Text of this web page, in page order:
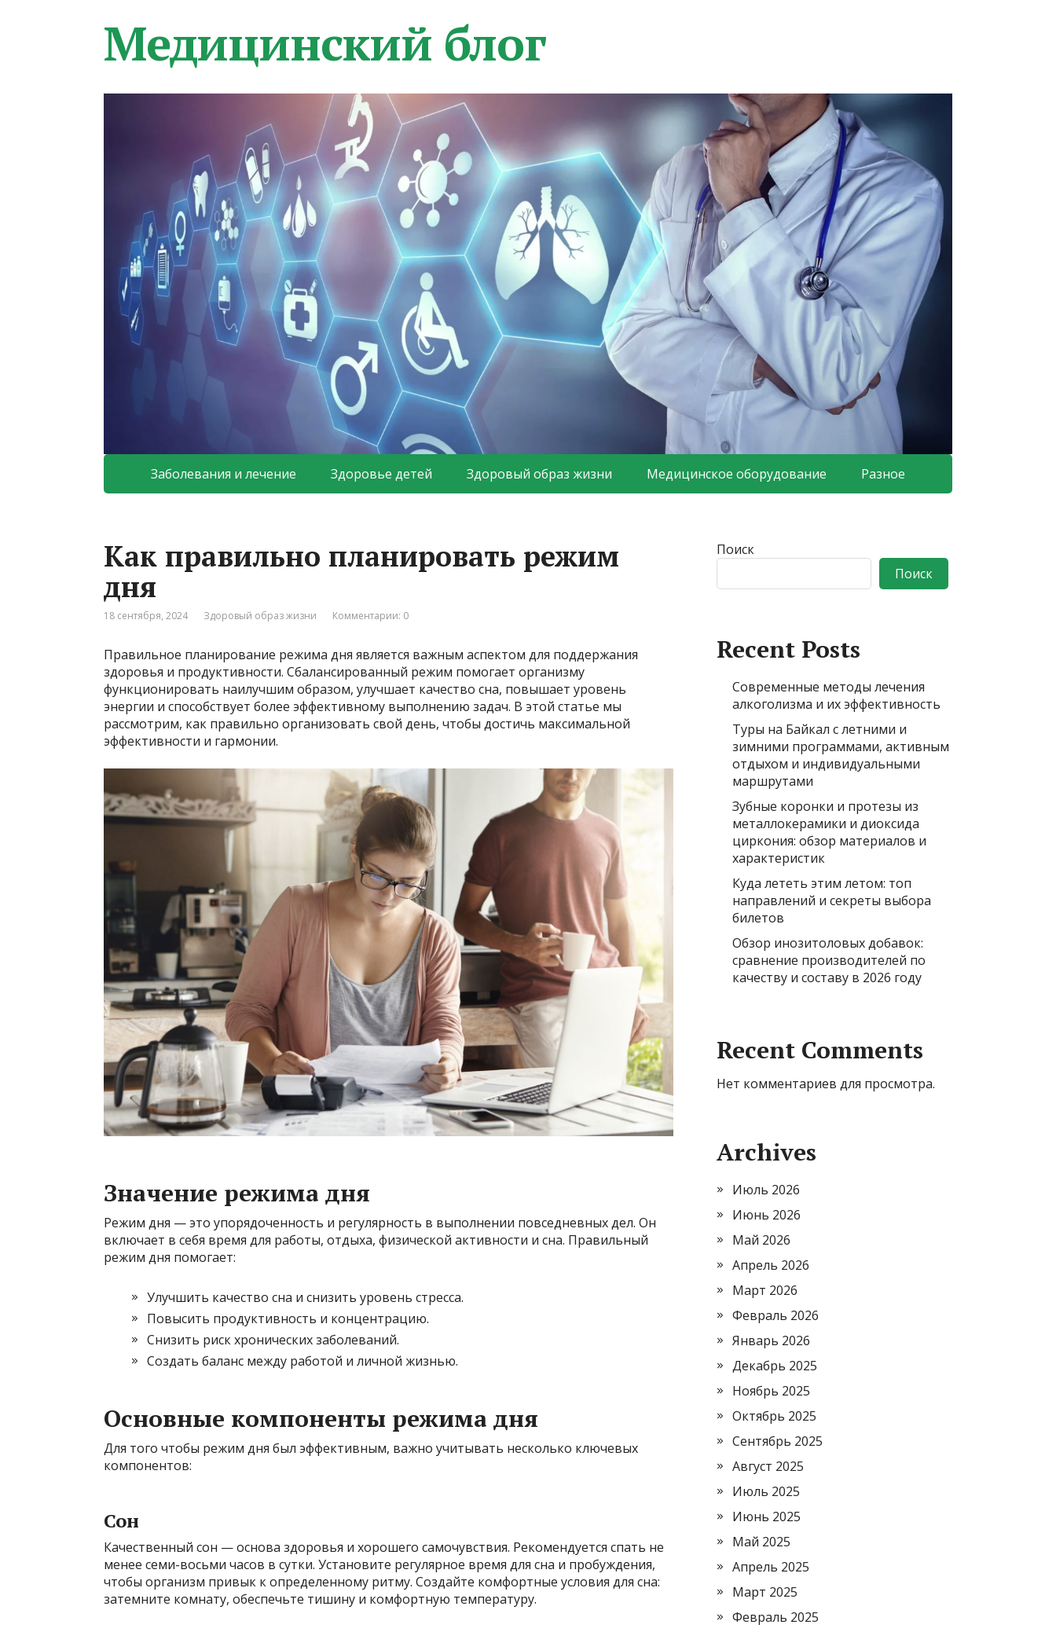
Медицинский блог
Заболевания и лечение Здоровье детей Здоровый образ жизни Медицинское оборудование Разное
Как правильно планировать режим
дня
18 сентября, 2024 Здоровый образ жизни Комментарии: 0
Правильное планирование режима дня является важным аспектом для поддержания
здоровья и продуктивности. Сбалансированный режим помогает организму
функционировать наилучшим образом, улучшает качество сна, повышает уровень
энергии и способствует более эффективному выполнению задач. В этой статье мы
рассмотрим, как правильно организовать свой день, чтобы достичь максимальной
эффективности и гармонии.
Значение режима дня
Режим дня — это упорядоченность и регулярность в выполнении повседневных дел. Он
включает в себя время для работы, отдыха, физической активности и сна. Правильный
режим дня помогает:
Улучшить качество сна и снизить уровень стресса.
Повысить продуктивность и концентрацию.
Снизить риск хронических заболеваний.
Создать баланс между работой и личной жизнью.
Основные компоненты режима дня
Для того чтобы режим дня был эффективным, важно учитывать несколько ключевых
компонентов:
Сон
Качественный сон — основа здоровья и хорошего самочувствия. Рекомендуется спать не
менее семи-восьми часов в сутки. Установите регулярное время для сна и пробуждения,
чтобы организм привык к определенному ритму. Создайте комфортные условия для сна:
затемните комнату, обеспечьте тишину и комфортную температуру.
Поиск
Поиск
Recent Posts
Современные методы лечения
алкоголизма и их эффективность
Туры на Байкал с летними и
зимними программами, активным
отдыхом и индивидуальными
маршрутами
Зубные коронки и протезы из
металлокерамики и диоксида
циркония: обзор материалов и
характеристик
Куда лететь этим летом: топ
направлений и секреты выбора
билетов
Обзор инозитоловых добавок:
сравнение производителей по
качеству и составу в 2026 году
Recent Comments
Нет комментариев для просмотра.
Archives
Июль 2026
Июнь 2026
Май 2026
Апрель 2026
Март 2026
Февраль 2026
Январь 2026
Декабрь 2025
Ноябрь 2025
Октябрь 2025
Сентябрь 2025
Август 2025
Июль 2025
Июнь 2025
Май 2025
Апрель 2025
Март 2025
Февраль 2025